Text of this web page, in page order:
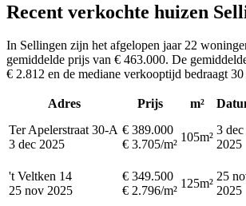
Recent verkochte huizen
In Sellingen zijn het afgelopen jaar 22
gemiddelde prijs van € 463.000. De
€ 2.812 en de mediane verkooptijd bedraagt 30
Adres Prijs m²
Ter Apelerstraat 30-A
3 dec 2025
€ 389.000
€ 3.705/m²
105m²
3 dec
2025
't Veltken 14
25 nov 2025
€ 349.500
€ 2.796/m²
125m²
25
2025